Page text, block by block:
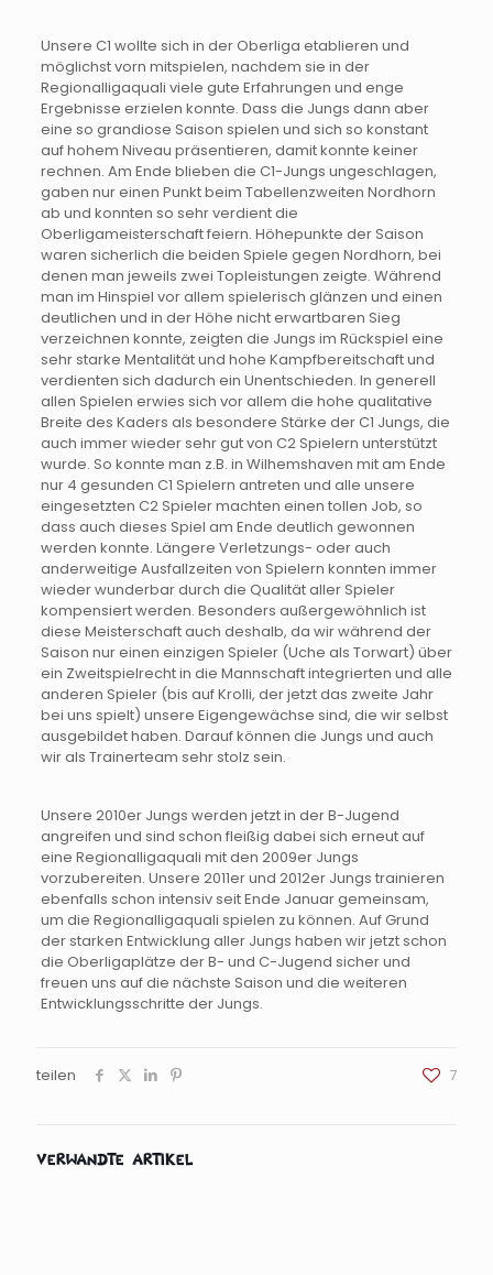
Unsere C1 wollte sich in der Oberliga etablieren und
möglichst vorn mitspielen, nachdem sie in der
Regionalligaquali viele gute Erfahrungen und enge
Ergebnisse erzielen konnte. Dass die Jungs dann aber
eine so grandiose Saison spielen und sich so konstant
auf hohem Niveau präsentieren, damit konnte keiner
rechnen. Am Ende blieben die C1-Jungs ungeschlagen,
gaben nur einen Punkt beim Tabellenzweiten Nordhorn
ab und konnten so sehr verdient die
Oberligameisterschaft feiern. Höhepunkte der Saison
waren sicherlich die beiden Spiele gegen Nordhorn, bei
denen man jeweils zwei Topleistungen zeigte. Während
man im Hinspiel vor allem spielerisch glänzen und einen
deutlichen und in der Höhe nicht erwartbaren Sieg
verzeichnen konnte, zeigten die Jungs im Rückspiel eine
sehr starke Mentalität und hohe Kampfbereitschaft und
verdienten sich dadurch ein Unentschieden. In generell
allen Spielen erwies sich vor allem die hohe qualitative
Breite des Kaders als besondere Stärke der C1 Jungs, die
auch immer wieder sehr gut von C2 Spielern unterstützt
wurde. So konnte man z.B. in Wilhemshaven mit am Ende
nur 4 gesunden C1 Spielern antreten und alle unsere
eingesetzten C2 Spieler machten einen tollen Job, so
dass auch dieses Spiel am Ende deutlich gewonnen
werden konnte. Längere Verletzungs- oder auch
anderweitige Ausfallzeiten von Spielern konnten immer
wieder wunderbar durch die Qualität aller Spieler
kompensiert werden. Besonders außergewöhnlich ist
diese Meisterschaft auch deshalb, da wir während der
Saison nur einen einzigen Spieler (Uche als Torwart) über
ein Zweitspielrecht in die Mannschaft integrierten und alle
anderen Spieler (bis auf Krolli, der jetzt das zweite Jahr
bei uns spielt) unsere Eigengewächse sind, die wir selbst
ausgebildet haben. Darauf können die Jungs und auch
wir als Trainerteam sehr stolz sein.
Unsere 2010er Jungs werden jetzt in der B-Jugend
angreifen und sind schon fleißig dabei sich erneut auf
eine Regionalligaquali mit den 2009er Jungs
vorzubereiten. Unsere 2011er und 2012er Jungs trainieren
ebenfalls schon intensiv seit Ende Januar gemeinsam,
um die Regionalligaquali spielen zu können. Auf Grund
der starken Entwicklung aller Jungs haben wir jetzt schon
die Oberligaplätze der B- und C-Jugend sicher und
freuen uns auf die nächste Saison und die weiteren
Entwicklungsschritte der Jungs.
teilen 7
Verwandte Artikel